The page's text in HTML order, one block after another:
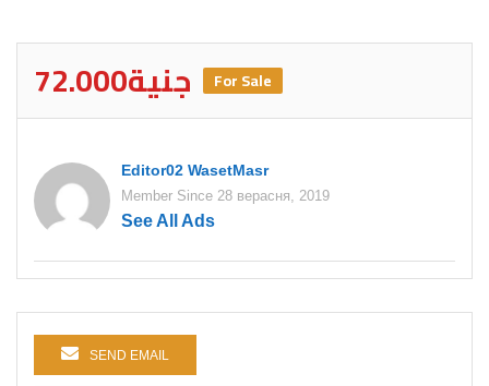
72.000جنية For Sale
Editor02 WasetMasr
Member Since 28 верасня, 2019
See All Ads
SEND EMAIL